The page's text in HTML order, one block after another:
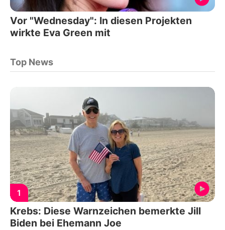
Vor "Wednesday": In diesen Projekten
wirkte Eva Green mit
Top News
1
Krebs: Diese Warnzeichen bemerkte Jill
Biden bei Ehemann Joe